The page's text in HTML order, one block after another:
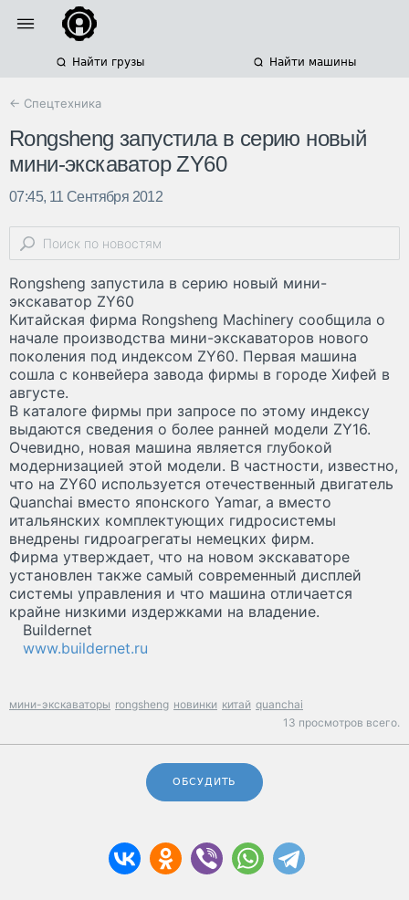
Найти грузы Найти машины
← Спецтехника
Rongsheng запустила в серию новый
мини-экскаватор ZY60
07:45, 11 Сентября 2012
Rongsheng запустила в серию новый мини-
экскаватор ZY60
Китайская фирма Rongsheng Machinery сообщила о
начале производства мини-экскаваторов нового
поколения под индексом ZY60. Первая машина
сошла с конвейера завода фирмы в городе Хифей в
августе.
В каталоге фирмы при запросе по этому индексу
выдаются сведения о более ранней модели ZY16.
Очевидно, новая машина является глубокой
модернизацией этой модели. В частности, известно,
что на ZY60 используется отечественный двигатель
Quanchai вместо японского Yamar, а вместо
итальянских комплектующих гидросистемы
внедрены гидроагрегаты немецких фирм.
Фирма утверждает, что на новом экскаваторе
установлен также самый современный дисплей
системы управления и что машина отличается
крайне низкими издержками на владение.
Buildernet
www.buildernet.ru
мини-экскаваторы rongsheng новинки китай quanchai
13 просмотров всего.
ОБСУДИТЬ